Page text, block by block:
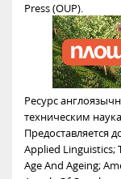
Press (OUP).
Ресурс
техническим
Предоставляется
Applied Linguistics;
Age And Ageing;